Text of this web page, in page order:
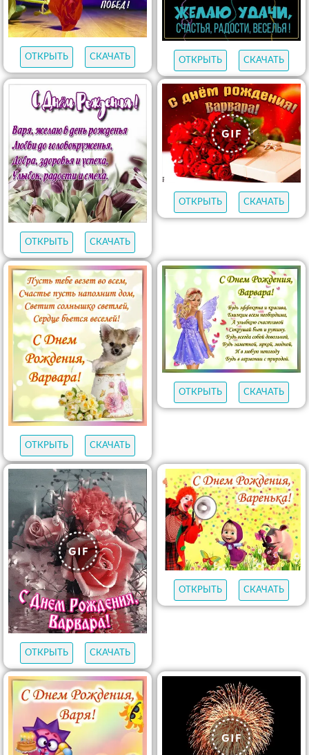
ОТКРЫТЬ СКАЧАТЬ ОТКРЫТЬ СКАЧАТЬ
ОТКРЫТЬ СКАЧАТЬ
ОТКРЫТЬ СКАЧАТЬ
ОТКРЫТЬ СКАЧАТЬ
ОТКРЫТЬ СКАЧАТЬ
ОТКРЫТЬ СКАЧАТЬ
ОТКРЫТЬ СКАЧАТЬ